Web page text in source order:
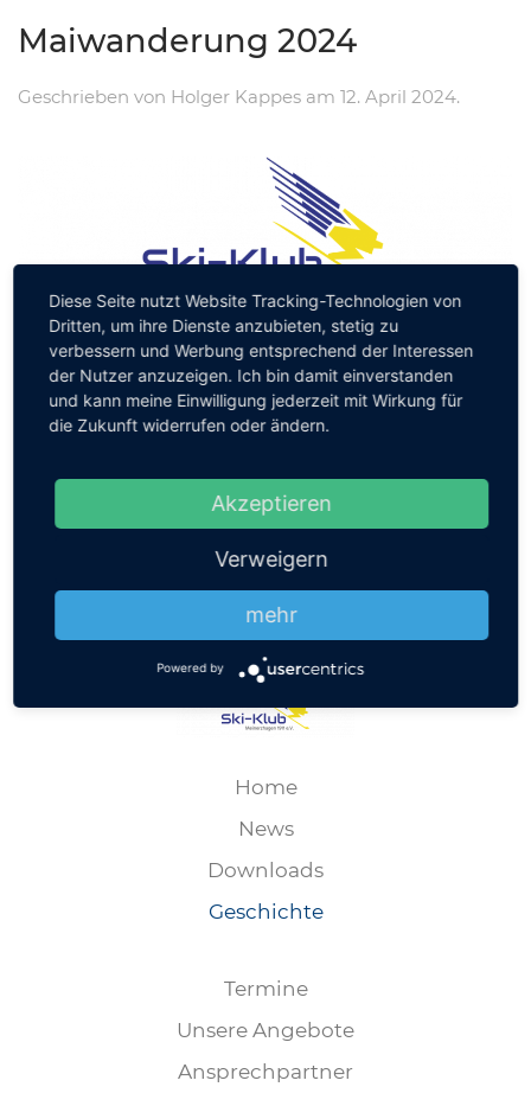
Maiwanderung 2024
Geschrieben von Holger Kappes am 12. April 2024.
Beitrittserklärung
Geschrieben vonHolger Kappesam
Home
News
Downloads
Geschichte
Termine
Unsere Angebote
Ansprechpartner
Diese Seite nutzt Website Tracking-Technologien von
Dritten, um ihre Dienste anzubieten, stetig zu
verbessern und Werbung entsprechend der Interessen
der Nutzer anzuzeigen. Ich bin damit einverstanden
und kann meine Einwilligung jederzeit mit Wirkung für
die Zukunft widerrufen oder ändern.
Akzeptieren
Verweigern
mehr
Powered by